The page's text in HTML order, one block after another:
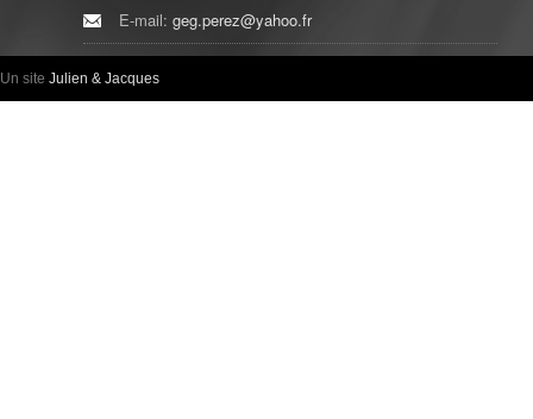
E-mail: geg.perez@yahoo.fr
Un site Julien & Jacques